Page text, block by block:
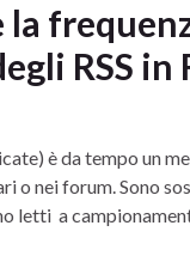
la
RSS in
è da tempo un
o nei forum. Sono
letti a